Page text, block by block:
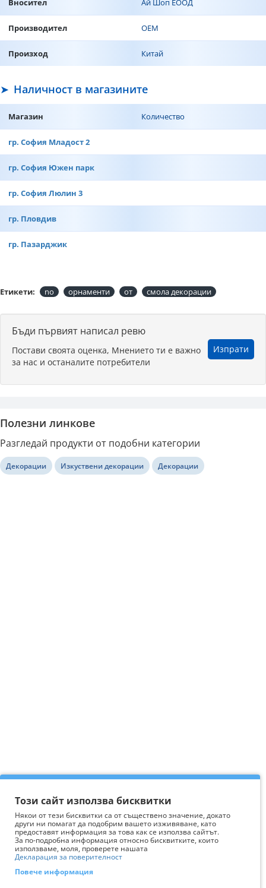
Вносител Ай Шоп ЕООД
Производител ОЕМ
Произход Китай
Наличност в магазините
Магазин Количество
гр. София Младост 2
гр. София Южен парк
гр. София Люлин 3
гр. Пловдив
гр. Пазарджик
Етикети: nо орнаменти от смола декорации
Бъди първият написал ревю
Постави своята оценка, Мнението ти е важно
за нас и останалите потребители
Изпрати
Полезни линкове
Разгледай продукти от подобни категории
Декорации Изкуствени декорации Декорации
Този сайт използва бисквитки
Някои от тези бисквитки са от съществено значение, докато
други ни помагат да подобрим вашето изживяване, като
предоставят информация за това как се използва сайтът.
За по-подробна информация относно бисквитките, които
използваме, моля, проверете нашата
Декларация за поверителност
Повече информация